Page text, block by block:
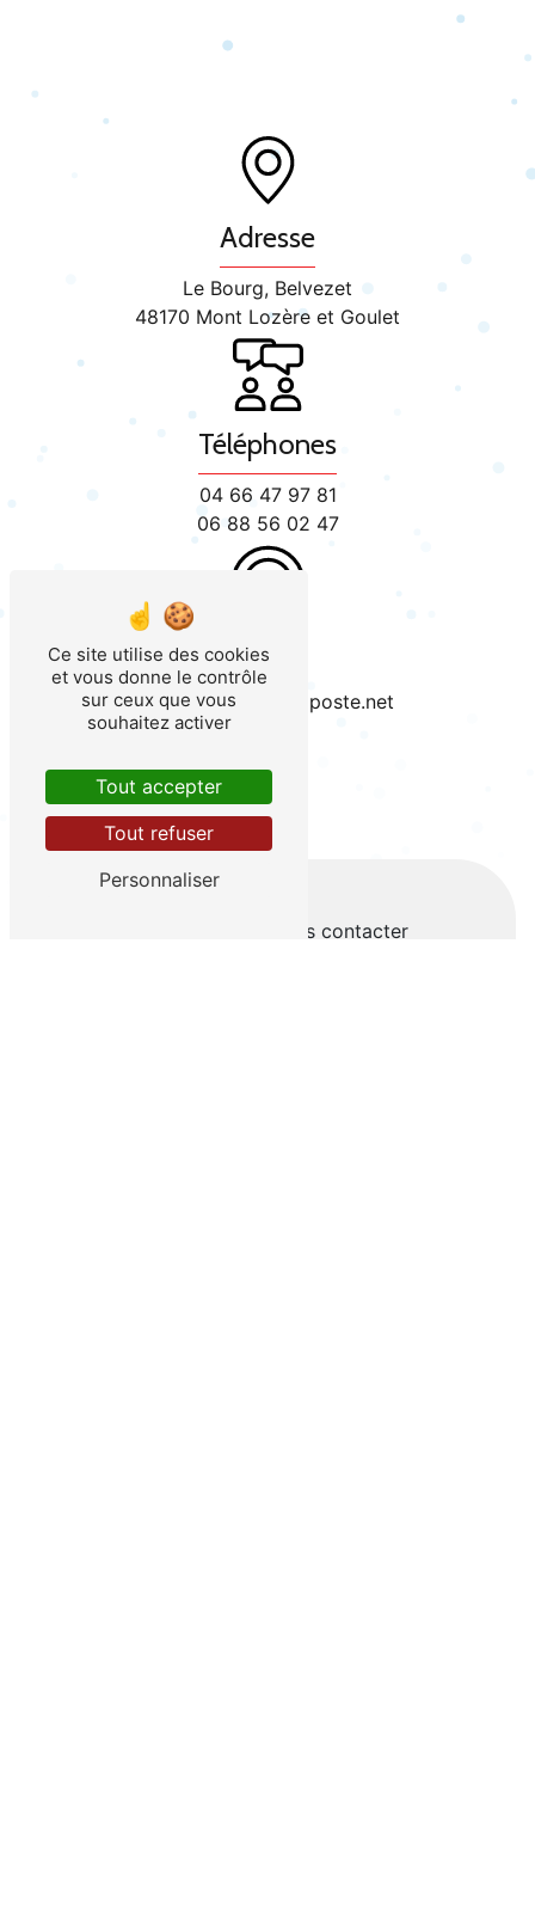
Adresse
Le Bourg, Belvezet
48170 Mont Lozère et Goulet
Téléphones
04 66 47 97 81
06 88 56 02 47
E-mail
plombier.andre@laposte.net
N'hésitez pas à nous contacter
Ce site utilise des cookies
et vous donne le contrôle
sur ceux que vous
souhaitez activer
Tout accepter
Tout refuser
Personnaliser